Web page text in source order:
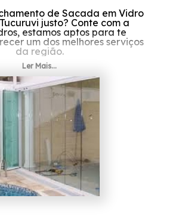
de Sacada em Vidro
justo? Conte com a
estamos aptos para te
um dos melhores serviços
da região.
de Sacada em Vidro
Confira os produtos e
pela Protavi Vidros,
box para banheiros,
de sacadas, portas de vidro,
vidro, entre outras opções
suas necessidades. Fale
conte com os serviços de
e especializados.
Ler Mais...